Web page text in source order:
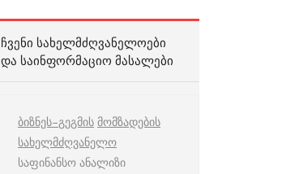
ᲩᲕᲔᲜᲘ ᲡᲐᲮᲔᲚᲛᲫᲦᲕᲐᲜᲔᲚᲝᲔᲑᲘ
ᲓᲐ ᲡᲐᲘᲜᲤᲝᲠᲛᲐᲪᲘᲝ ᲛᲐᲡᲐᲚᲔᲑᲘ
ბიზნეს–გეგმის მომზადების
სახელმძღვანელო
საფინანსო ანალიზი